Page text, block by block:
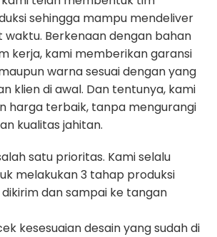
sehingga mampu mendeliver
Berkenaan dengan bahan
kerja, kami memberikan garansi
warna sesuai dengan yang
klien di awal. Dan tentunya, kami
harga terbaik, tanpa mengurangi
kualitas jahitan.
satu prioritas. Kami selalu
melakukan 3 tahap produksi
dan sampai ke tangan
kesesuaian desain yang sudah di